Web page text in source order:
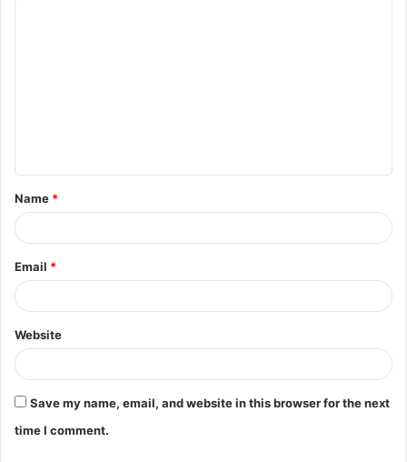
t
*
Name *
Email *
Website
Save my name, email, and website in this browser for the next
time I comment.